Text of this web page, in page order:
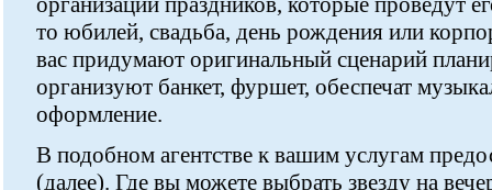
то юбилей, свадьба, день рождения или
вас придумают оригинальный сценарий
организуют банкет, фуршет, обеспечат
оформление.
В подобном агентстве к вашим услугам
(далее). Где вы можете выбрать звезду на